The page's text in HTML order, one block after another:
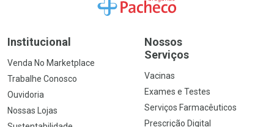
Ir para a Home
Institucional
Venda No Marketplace
Trabalhe Conosco
Ouvidoria
Nossas Lojas
Nossos
Serviços
Vacinas
Exames e Testes
Serviços Farmacêuticos
Prescrição Digital